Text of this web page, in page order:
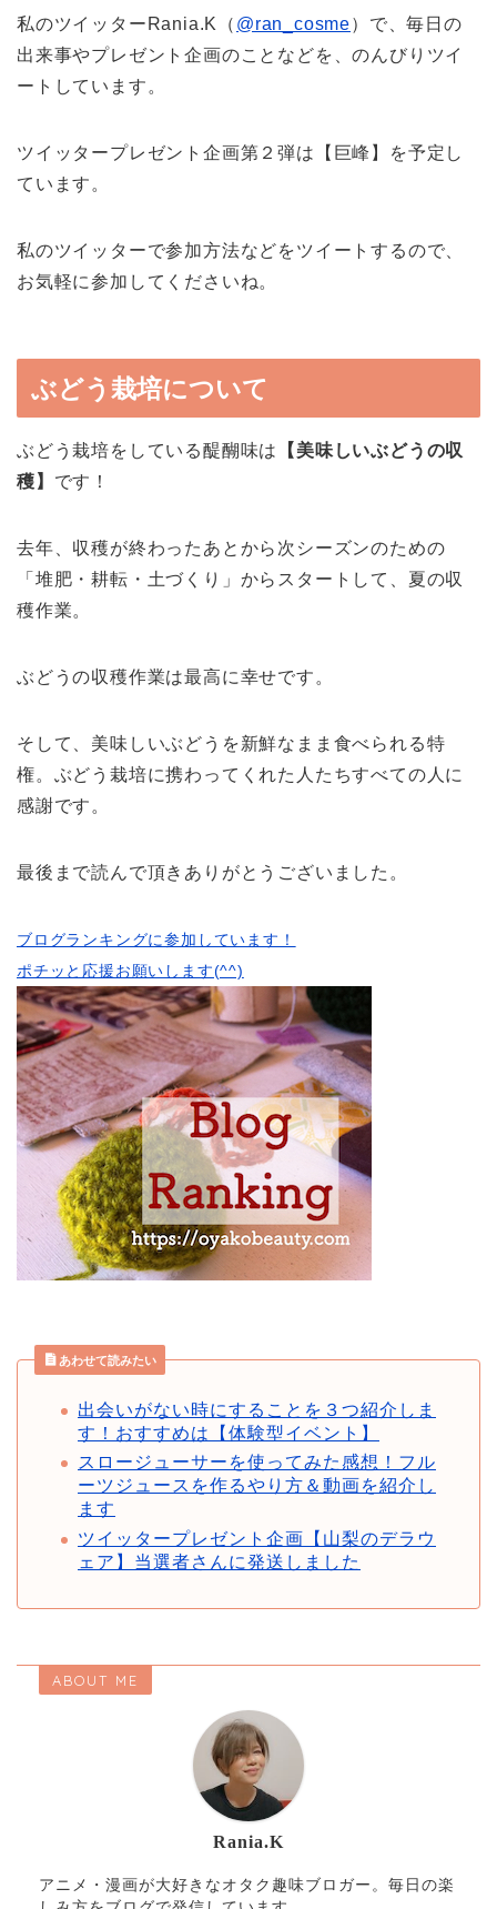
私のツイッターRania.K（ @ran_cosme）で、毎日の
出来事やプレゼント企画のことなどを、のんびりツイ
ートしています。
ツイッタープレゼント企画第２弾は【巨峰】を予定し
ています。
私のツイッターで参加方法などをツイートするので、
お気軽に参加してくださいね。
ぶどう栽培について
ぶどう栽培をしている醍醐味は
【美味しいぶどうの収
穫】 です！
去年、収穫が終わったあとから次シーズンのための
「堆肥・耕転・土づくり」からスタートして、夏の収
穫作業。
ぶどうの収穫作業は最高に幸せです。
そして、美味しいぶどうを新鮮なまま食べられる特
権。ぶどう栽培に携わってくれた人たちすべての人に
感謝です。
最後まで読んで頂きありがとうございました。
ブログランキングに参加しています！
ポチッと応援お願いします(^^)
あわせて読みたい
出会いがない時にすることを３つ紹介しま
す！おすすめは【体験型イベント】
スロージューサーを使ってみた感想！フル
ーツジュースを作るやり方＆動画を紹介し
ます
ツイッタープレゼント企画【山梨のデラウ
ェア】当選者さんに発送しました
ABOUT ME
Rania.K
アニメ・漫画が大好きなオタク趣味ブロガー。毎日の楽